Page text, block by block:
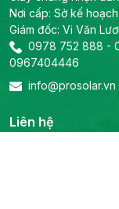
Nơi cấp: Sở kế
Giám đốc: Vi Văn
0978 752 888 -
0967404446
info@prosolar.vn
Liên hệ